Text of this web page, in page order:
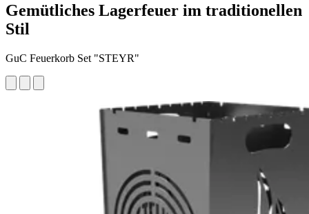
Gemütliches Lagerfeuer im traditionellen
Stil
GuC Feuerkorb Set "STEYR"